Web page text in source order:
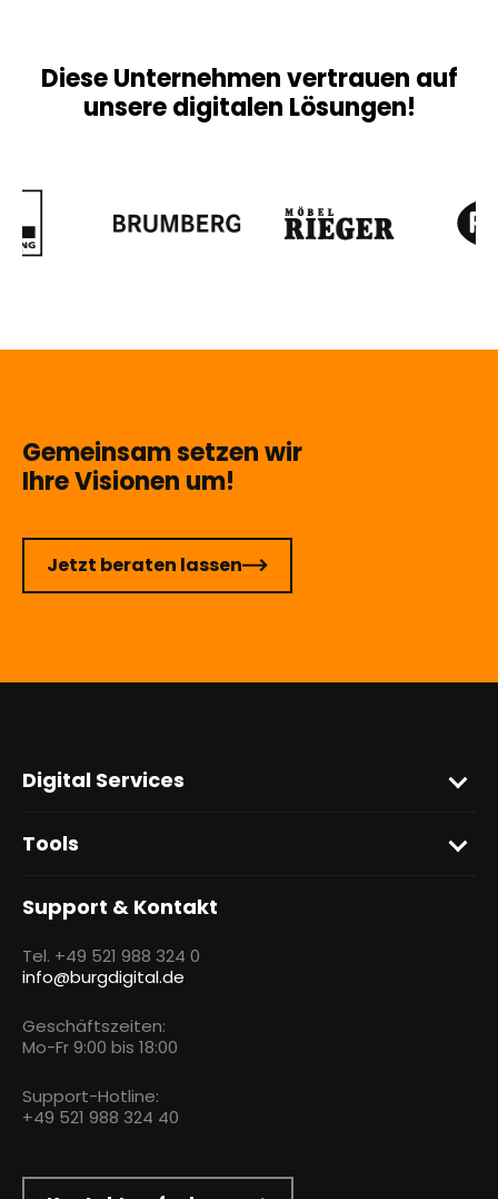
Diese Unternehmen vertrauen auf
unsere digitalen Lösungen!
Gemeinsam setzen wir
Ihre Visionen um!
Jetzt beraten lassen
Digital Services
Tools
Support & Kontakt
Tel. +49 521 988 324 0
info@burgdigital.de
Geschäftszeiten:
Mo-Fr 9:00 bis 18:00
Support-Hotline:
+49 521 988 324 40